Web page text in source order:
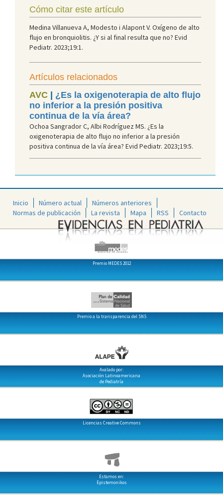
Cómo citar este artículo
Medina Villanueva A, Modesto i Alapont V. Oxígeno de alto
flujo en bronquiolitis. ¿Y si al final resulta que no? Evid
Pediatr. 2023;19:1.
Artículos relacionados
AVC | ¿Es la oxigenoterapia de alto flujo
no inferior a la presión positiva
continua de la vía área?
Ochoa Sangrador C, Albi Rodríguez MS. ¿Es la
oxigenoterapia de alto flujo no inferior a la presión
positiva continua de la vía área? Evid Pediatr. 2023;19:5.
Inicio Número actual
Números anteriores
Normas de publicación
La revista Mapa RSS Contacto
Premio MEDES 2012
Premio a la transparencia del SNS
Avalado por:
Asociación Latinoamericana
de Pediatría
Licencias Creative Commons
Estamos en:
Epistemonikos